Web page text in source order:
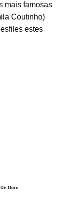
mais famosas
Coutinho)
estes
Ouro